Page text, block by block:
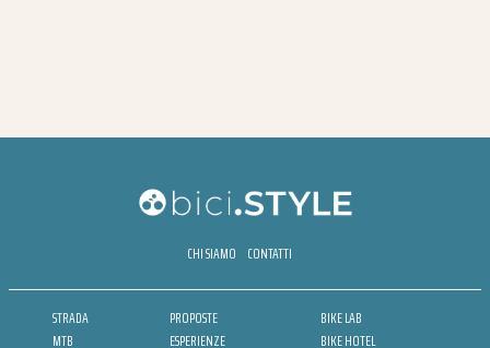
CHI SIAMO CONTATTI
STRADA
MTB
PROPOSTE
ESPERIENZE
BIKE LAB
BIKE HOTEL